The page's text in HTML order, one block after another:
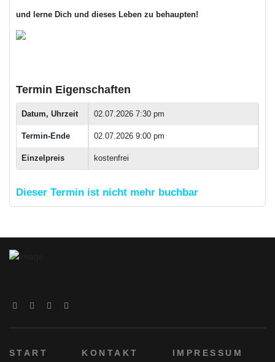
und lerne Dich und dieses Leben zu behaupten!
Termin Eigenschaften
Datum, Uhrzeit 02.07.2026 7:30 pm
Termin-Ende 02.07.2026 9:00 pm
Einzelpreis kostenfrei
Dieser Termin ist nicht mehr buchbar
START KONTAKT
IMPRESSUM